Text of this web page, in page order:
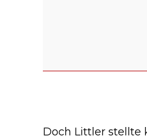
Doch Littler stellte